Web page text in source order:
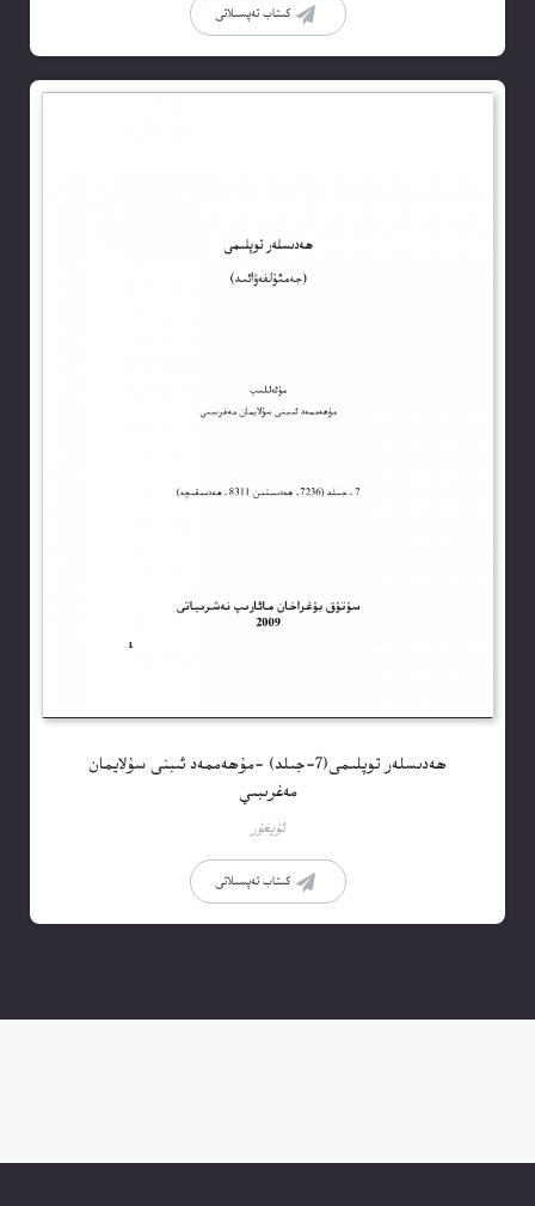
كىتاب تەپسىلاتى
ھەدىسلەر توپلىمى(7-جىلد) -مۇھەممەد ئىبنى سۇلايمان
مەغرىبىي
ئۇيغۇر
كىتاب تەپسىلاتى